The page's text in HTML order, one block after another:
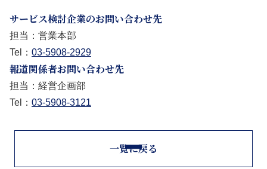
サービス検討企業のお問い合わせ先
担当：営業本部
Tel： 03-5908-2929
報道関係者お問い合わせ先
担当：経営企画部
Tel： 03-5908-3121
一覧に戻る